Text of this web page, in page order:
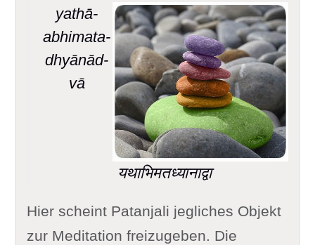
yathā-
abhimata-
dhyānād-
vā
यथाभिमतध्यानाद्वा
Hier scheint Patanjali jegliches Objekt
zur Meditation freizugeben. Die